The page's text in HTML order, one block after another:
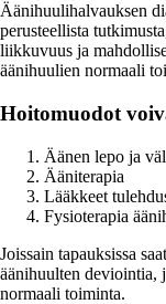
Äänihuulihalvauksen
perusteellista
liikkuvuus ja
äänihuulien normaali
Hoitomuodot
Äänen lepo ja
Ääniterapia
Lääkkeet
Fysioterapia
Joissain tapauksissa
äänihuulten deviointia,
normaali toiminta.